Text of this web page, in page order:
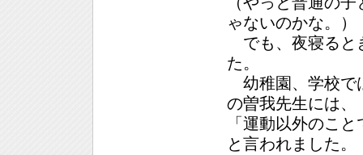
ゃないのかな。）
でも、夜寝ると
た。
幼稚園、学校で
の曽我先生には、
「運動以外のこ
と言われました。